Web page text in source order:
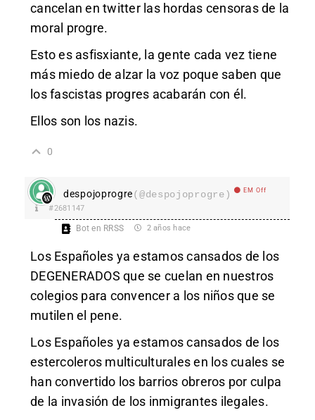
cancelan en twitter las hordas censoras de la
moral progre.
Esto es asfisxiante, la gente cada vez tiene
más miedo de alzar la voz poque saben que
los fascistas progres acabarán con él.
Ellos son los nazis.
0
despojoprogre(@despojoprogre) EM Off
#2681147
Bot en RRSS 2 años hace
Los Españoles ya estamos cansados de los
DEGENERADOS que se cuelan en nuestros
colegios para convencer a los niños que se
mutilen el pene.
Los Españoles ya estamos cansados de los
estercoleros multiculturales en los cuales se
han convertido los barrios obreros por culpa
de la invasión de los inmigrantes ilegales.